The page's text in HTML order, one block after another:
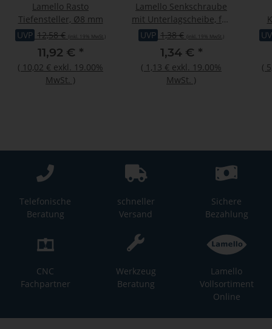
Lamello Rasto
Tiefensteller, Ø8 mm
UVP 12,58 € (inkl. 19% MwSt.)
11,92 € *
( 10,02 € exkl. 19.00%
MwSt. )
Lamello Senkschraube
mit Unterlagscheibe, für
Top20, 4x12 mm
UVP 1,38 € (inkl. 19% MwSt.)
1,34 € *
( 1,13 € exkl. 19.00%
MwSt. )
(
Telefonische
Beratung
schneller
Versand
Sichere
Bezahlung
CNC
Fachpartner
Werkzeug
Beratung
Lamello
Vollsortiment
Online